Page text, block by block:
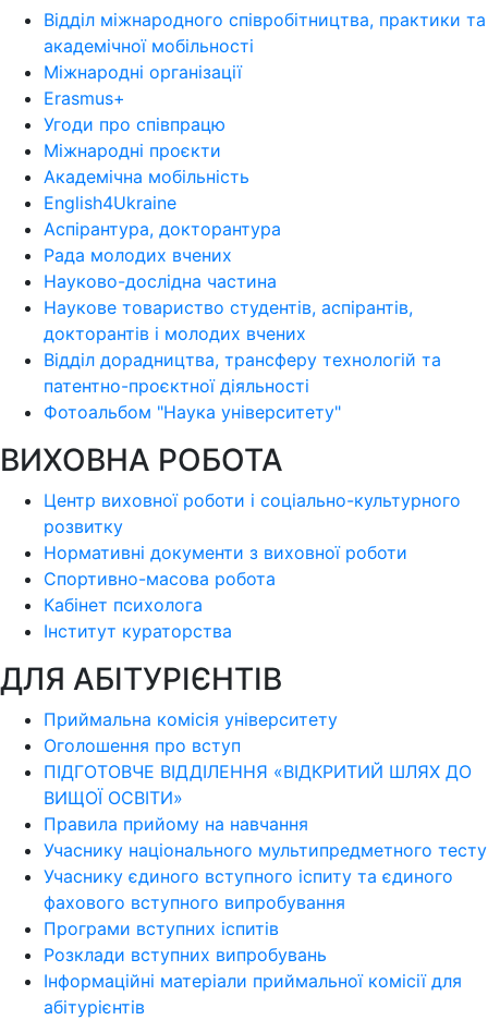
Відділ міжнародного співробітництва, практики та
академічної мобільності
Міжнародні організації
Erasmus+
Угоди про співпрацю
Міжнародні проєкти
Академічна мобільність
English4Ukraine
Аспірантура, докторантура
Рада молодих вчених
Науково-дослідна частина
Наукове товариство студентів, аспірантів,
докторантів і молодих вчених
Відділ дорадництва, трансферу технологій та
патентно-проєктної діяльності
Фотоальбом "Наука університету"
ВИХОВНА РОБОТА
Центр виховної роботи і соціально-культурного
розвитку
Нормативні документи з виховної роботи
Спортивно-масова робота
Кабінет психолога
Інститут кураторства
ДЛЯ АБІТУРІЄНТІВ
Приймальна комісія університету
Оголошення про вступ
ПІДГОТОВЧЕ ВІДДІЛЕННЯ «ВІДКРИТИЙ ШЛЯХ ДО
ВИЩОЇ ОСВІТИ»
Правила прийому на навчання
Учаснику національного мультипредметного тесту
Учаснику єдиного вступного іспиту та єдиного
фахового вступного випробування
Програми вступних іспитів
Розклади вступних випробувань
Інформаційні матеріали приймальної комісії для
абітурієнтів